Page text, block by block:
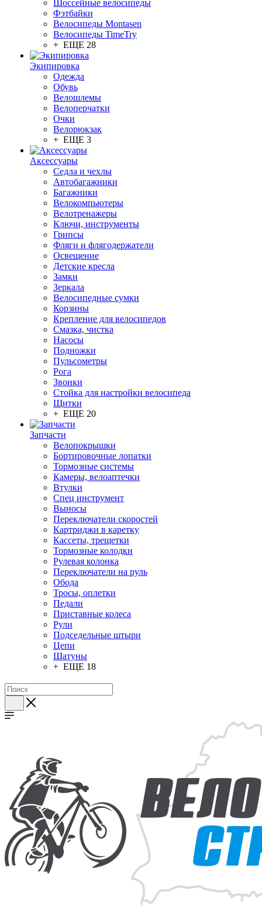
Шоссейные велосипеды
Фэтбайки
Велосипеды Montasen
Велосипеды TimeTry
+ ЕЩЕ 28
Экипировка
Одежда
Обувь
Велошлемы
Велоперчатки
Очки
Велорюкзак
+ ЕЩЕ 3
Аксессуары
Седла и чехлы
Автобагажники
Багажники
Велокомпьютеры
Велотренажеры
Ключи, инструменты
Грипсы
Фляги и флягодержатели
Освещение
Детские кресла
Замки
Зеркала
Велосипедные сумки
Корзины
Крепление для велосипедов
Смазка, чистка
Насосы
Подножки
Пульсометры
Рога
Звонки
Стойка для настройки велосипеда
Щитки
+ ЕЩЕ 20
Запчасти
Велопокрышки
Бортировочные лопатки
Тормозные системы
Камеры, велоаптечки
Втулки
Спец инструмент
Выносы
Переключатели скоростей
Картриджи в каретку
Кассеты, трещетки
Тормозные колодки
Рулевая колонка
Переключатели на руль
Обода
Тросы, оплетки
Педали
Приставные колеса
Рули
Подседельные штыри
Цепи
Шатуны
+ ЕЩЕ 18